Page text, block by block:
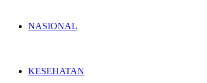
NASIONAL
KESEHATAN